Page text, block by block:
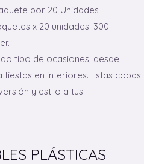
por 20 Unidades
x 20 unidades. 300
tipo de ocasiones, desde
fiestas en interiores. Estas copas
y estilo a tus
PLÁSTICAS